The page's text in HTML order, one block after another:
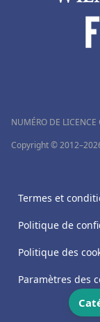
NUMÉRO DE
Copyright ©
Termes et
Politique de
Politique des
Paramètres des